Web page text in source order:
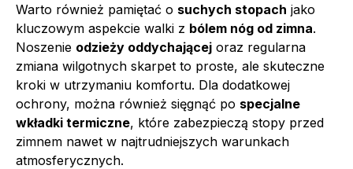
Warto również pamiętać o suchych stopach jako
kluczowym aspekcie walki z bólem nóg od zimna.
Noszenie odzieży oddychającej oraz regularna
zmiana wilgotnych skarpet to proste, ale skuteczne
kroki w utrzymaniu komfortu. Dla dodatkowej
ochrony, można również sięgnąć po specjalne
wkładki termiczne, które zabezpieczą stopy przed
zimnem nawet w najtrudniejszych warunkach
atmosferycznych.